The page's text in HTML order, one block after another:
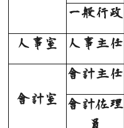
一般行政
人事室 人事主任
會計室
會計主任
會計佐理
員